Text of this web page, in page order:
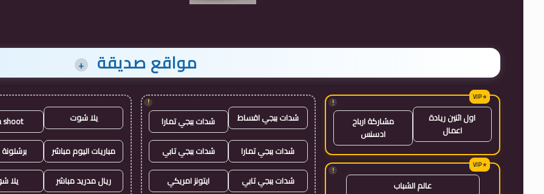
مواقع صديقة +
!
اول اثنين ريادة
اعمال
مشاركة ارباح
ادسنس
!
عالم الشباب
!
شدات ببجي اقساط شدات ببجي تمارا
شدات ببجي تمارا شدات ببجي تابي
شدات ببجي تابي ايتونز امريكي
يلا شوت shoot
مباريات اليوم مباشر
ريال مدريد مباشر يلا